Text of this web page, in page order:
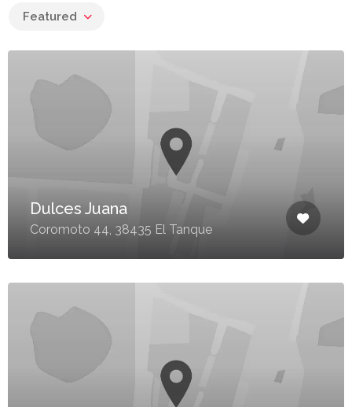
Featured
Dulces Juana
Coromoto 44, 38435 El Tanque